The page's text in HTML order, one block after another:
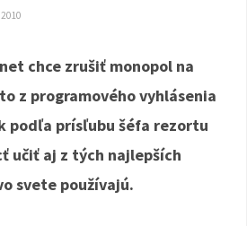
o e
chce zrušiť monopol na
z programového vyhlásenia
podľa prísľubu šéfa rezortu
učiť aj z tých najlepších
svete používajú.